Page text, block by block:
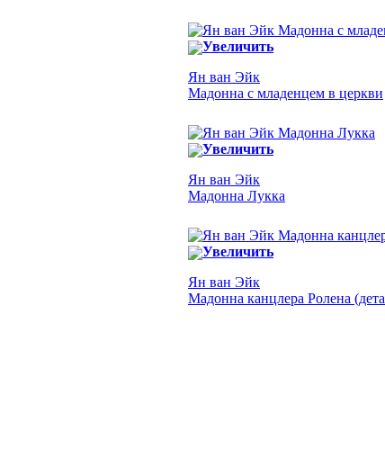
Увеличить
Ян ван Эйк
Мадонна с младенцем в церкви
Увеличить
Ян ван Эйк
Мадонна Лукка
Увеличить
Ян ван Эйк
Мадонна канцлера Ролена